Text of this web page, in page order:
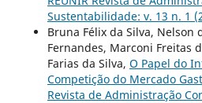
Sustentabilidade: v. 13 n. 1
Bruna Félix da Silva, Nelson
Fernandes, Marconi Freitas
Farias da Silva, O Papel do
Competição do Mercado
Revista de Administração